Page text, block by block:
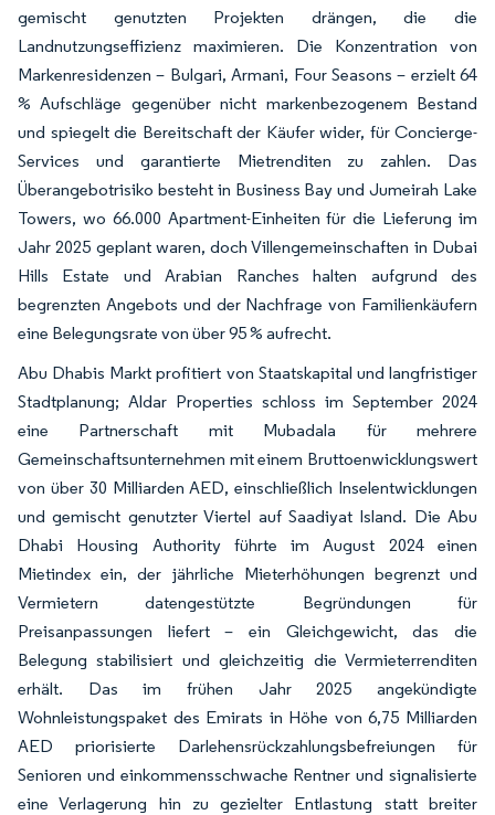
gemischt genutzten Projekten drängen, die die
Landnutzungseffizienz maximieren. Die Konzentration von
Markenresidenzen – Bulgari, Armani, Four Seasons – erzielt 64
% Aufschläge gegenüber nicht markenbezogenem Bestand
und spiegelt die Bereitschaft der Käufer wider, für Concierge-
Services und garantierte Mietrenditen zu zahlen. Das
Überangebotrisiko besteht in Business Bay und Jumeirah Lake
Towers, wo 66.000 Apartment-Einheiten für die Lieferung im
Jahr 2025 geplant waren, doch Villengemeinschaften in Dubai
Hills Estate und Arabian Ranches halten aufgrund des
begrenzten Angebots und der Nachfrage von Familienkäufern
eine Belegungsrate von über 95 % aufrecht.
Abu Dhabis Markt profitiert von Staatskapital und langfristiger
Stadtplanung; Aldar Properties schloss im September 2024
eine Partnerschaft mit Mubadala für mehrere
Gemeinschaftsunternehmen mit einem Bruttoenwicklungswert
von über 30 Milliarden AED, einschließlich Inselentwicklungen
und gemischt genutzter Viertel auf Saadiyat Island. Die Abu
Dhabi Housing Authority führte im August 2024 einen
Mietindex ein, der jährliche Mieterhöhungen begrenzt und
Vermietern datengestützte Begründungen für
Preisanpassungen liefert – ein Gleichgewicht, das die
Belegung stabilisiert und gleichzeitig die Vermieterrenditen
erhält. Das im frühen Jahr 2025 angekündigte
Wohnleistungspaket des Emirats in Höhe von 6,75 Milliarden
AED priorisierte Darlehensrückzahlungsbefreiungen für
Senioren und einkommensschwache Rentner und signalisierte
eine Verlagerung hin zu gezielter Entlastung statt breiter